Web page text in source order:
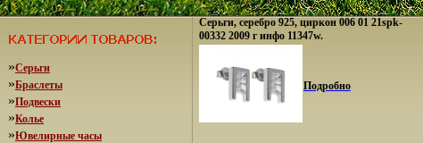
»Серьги
»Браслеты
»Подвески
»Колье
»Ювелирные часы
Серьги, серебро 925, циркон 006 01 21spk-
00332 2009 г инфо 11347w.
Подробно